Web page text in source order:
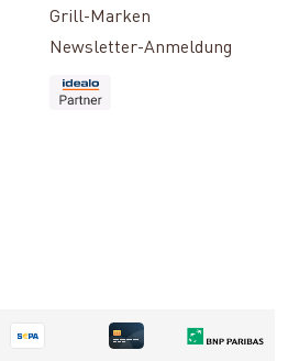
Grill-Marken
Newsletter-Anmeldung